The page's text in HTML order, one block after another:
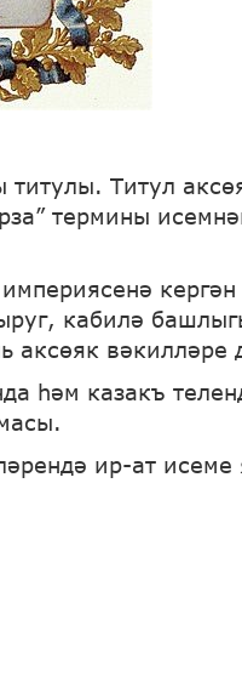
титулы. Титул
термины
кергән
кабилә
аксөяк вәкилләре
һәм казакъ
ир-ат исеме